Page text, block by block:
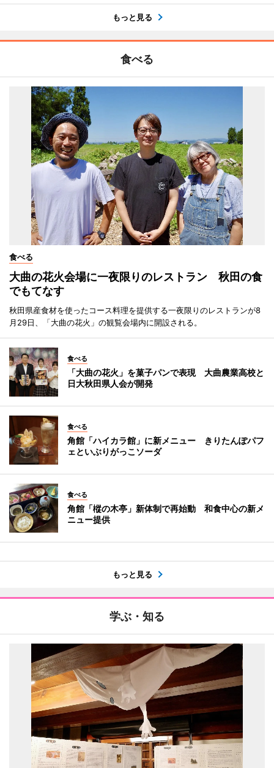
もっと見る
食べる
食べる
大曲の花火会場に一夜限りのレストラン 秋田の食
でもてなす
秋田県産食材を使ったコース料理を提供する一夜限りのレストランが8
月29日、「大曲の花火」の観覧会場内に開設される。
食べる
「大曲の花火」を菓子パンで表現 大曲農業高校と
日大秋田県人会が開発
食べる
角館「ハイカラ館」に新メニュー きりたんぽパフ
ェといぶりがっこソーダ
食べる
角館「樅の木亭」新体制で再始動 和食中心の新メ
ニュー提供
もっと見る
学ぶ・知る